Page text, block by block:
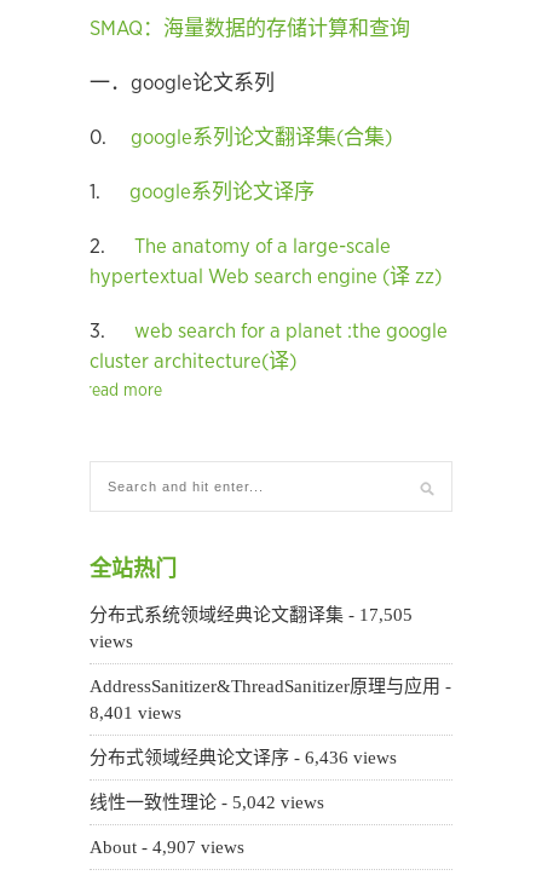
SMAQ：海量数据的存储计算和查询
一．google论文系列
0. google系列论文翻译集(合集)
1. google系列论文译序
2. The anatomy of a large-scale
hypertextual Web search engine (译 zz)
3. web search for a planet :the google
cluster architecture(译)
read more
全站热门
分布式系统领域经典论文翻译集 - 17,505
views
AddressSanitizer&ThreadSanitizer原理与应用 -
8,401 views
分布式领域经典论文译序 - 6,436 views
线性一致性理论 - 5,042 views
About - 4,907 views